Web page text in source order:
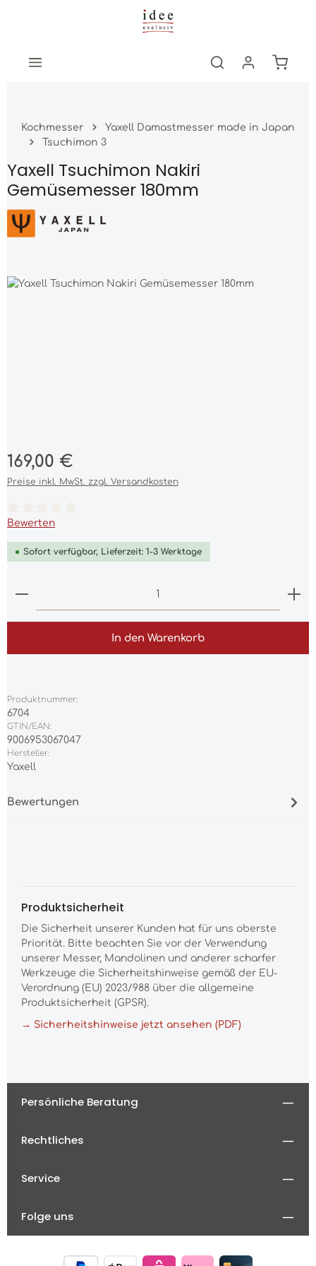
Zum Hauptinhalt springen
Kochmesser
Yaxell Damastmesser made in Japan
Tsuchimon 3
Yaxell Tsuchimon Nakiri
Gemüsemesser 180mm
Bildergalerie überspringen
Regulärer Preis:
169,00 €
Preise inkl. MwSt. zzgl. Versandkosten
Durchschnittliche Bewertung von 0 von 5 Sternen
Bewerten
Sofort verfügbar, Lieferzeit: 1-3 Werktage
Produkt Anzahl: Gib den gewünschten Wert
In den Warenkorb
Produktnummer:
6704
GTIN/EAN:
9006953067047
Hersteller:
Yaxell
Bewertungen
Produktsicherheit
Die Sicherheit unserer Kunden hat für uns oberste
Priorität. Bitte beachten Sie vor der Verwendung
unserer Messer, Mandolinen und anderer scharfer
Werkzeuge die Sicherheitshinweise gemäß der EU-
Verordnung (EU) 2023/988 über die allgemeine
Produktsicherheit (GPSR).
→ Sicherheitshinweise jetzt ansehen (PDF)
Persönliche Beratung
Rechtliches
Service
Folge uns